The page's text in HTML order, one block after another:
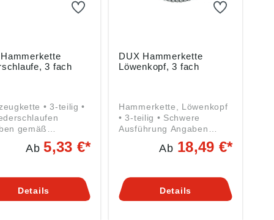
3 fach
• 3-teilig •
gemäß
2023/998): DUX
lewa.de
Ab5,33 €*
Details
DUX Hammerkette
Löwenkopf, 3 fach
Hammerkette, Löwenkopf
• 3-teilig • Schwere
Ausführung Angaben
Produktsicherheitsverordn
Haderholzstr. 17, 98593
Seligenthal, DE,
Ab 18,49 €*
Details